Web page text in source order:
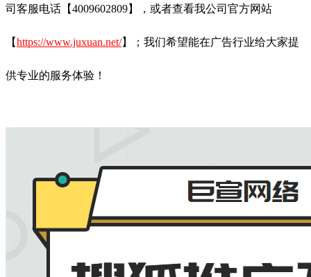
司客服电话【4009602809】，或者查看我公司官方网站
【https://www.juxuan.net/】；我们希望能在广告行业给大家提
供专业的服务体验！